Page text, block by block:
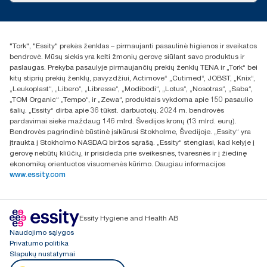
+370 5 268 3455
UAB Essity Lithuania
Naugarduko g. 98
LT-03160 Vilnius, Lietuva
"Tork", "Essity" prekės ženklas – pirmaujanti pasaulinė higienos ir sveikatos
bendrovė. Mūsų siekis yra kelti žmonių gerovę siūlant savo produktus ir
paslaugas. Prekyba pasaulyje pirmaujančių prekių ženklų TENA ir „Tork“ bei
kitų stiprių prekių ženklų, pavyzdžiui, Actimove“ „Cutimed“, JOBST, „Knix“,
„Leukoplast“, „Libero“, „Libresse“, „Modibodi“, „Lotus“, „Nosotras“, „Saba“,
„TOM Organic“ „Tempo“, ir „Zewa“, produktais vykdoma apie 150 pasaulio
šalių. „Essity“ dirba apie 36 tūkst. darbuotojų. 2024 m. bendrovės
pardavimai siekė maždaug 146 mlrd. Švedijos kronų (13 mlrd. eurų).
Bendrovės pagrindinė būstinė įsikūrusi Stokholme, Švedijoje. „Essity“ yra
įtraukta į Stokholmo NASDAQ biržos sąrašą. „Essity“ stengiasi, kad kelyje į
gerovę nebūtų kliūčių, ir prisideda prie sveikesnės, tvaresnės ir į žiedinę
ekonomiką orientuotos visuomenės kūrimo. Daugiau informacijos
www.essity.com
Essity Hygiene and Health AB
Naudojimo sąlygos
Privatumo politika
Slapukų nustatymai